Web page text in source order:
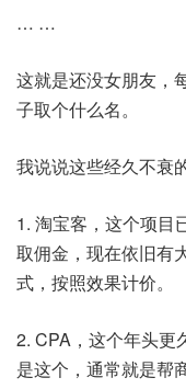
… …
这就是还没女朋友，
子取个什么名。
我说说这些经久不衰
1. 淘宝客，这个项目
取佣金，现在依旧有
式，按照效果计价。
2. CPA，这个年头更
是这个，通常就是帮